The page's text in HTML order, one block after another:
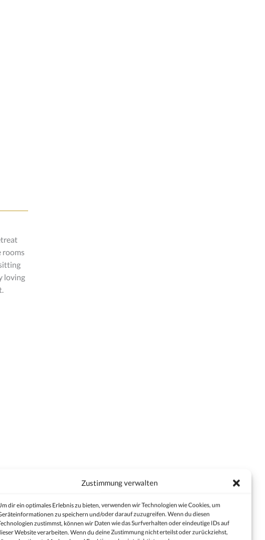
Zustimmung verwalten
dir ein optimales Erlebnis zu bieten, verwenden wir Technologien wie Cookies, um
zu speichern und/oder darauf zuzugreifen. Wenn du diesen
zustimmst, können wir Daten wie das Surfverhalten oder eindeutige IDs auf
Website verarbeiten. Wenn du deine Zustimmung nicht erteilst oder zurückziehst,
rooms
loving